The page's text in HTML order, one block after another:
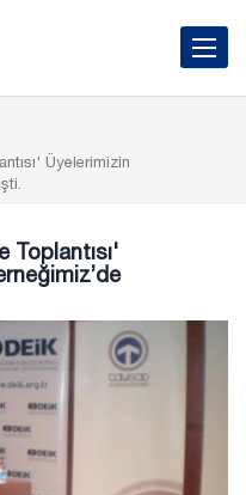
Toggle
Üyelerimizin
Toplantısı'